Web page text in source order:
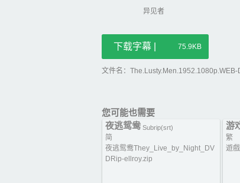
异见者
下载字幕 | 75.9KB
文件名：
您可能也需要
夜逃鸳鸯 Subrip(srt)
简
夜逃鸳鸯They_Live_by_Night_DV
DRip-ellroy.zip
游
繁
遊